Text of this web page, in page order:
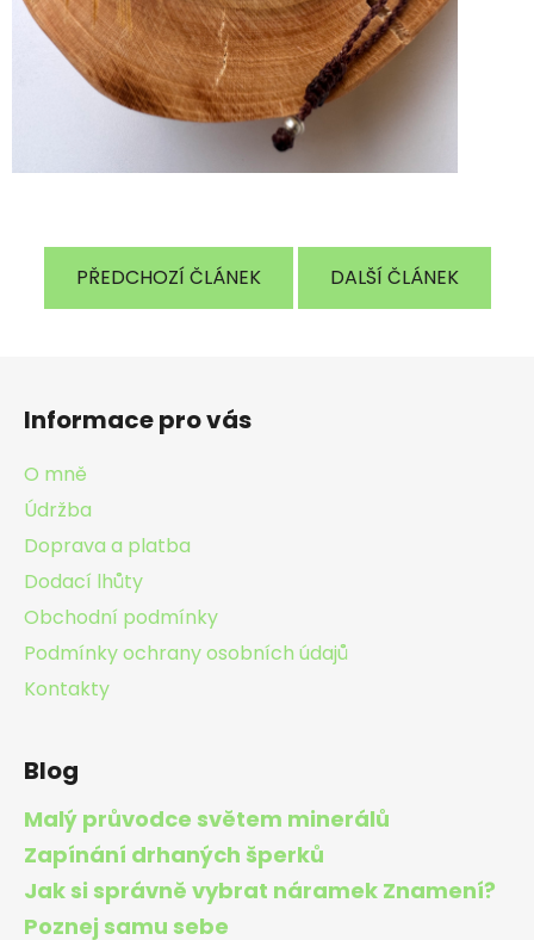
PŘEDCHOZÍ ČLÁNEK DALŠÍ ČLÁNEK
Informace pro vás
O mně
Údržba
Doprava a platba
Dodací lhůty
Obchodní podmínky
Podmínky ochrany osobních údajů
Kontakty
Blog
Malý průvodce světem minerálů
Zapínání drhaných šperků
Jak si správně vybrat náramek Znamení?
Poznej samu sebe